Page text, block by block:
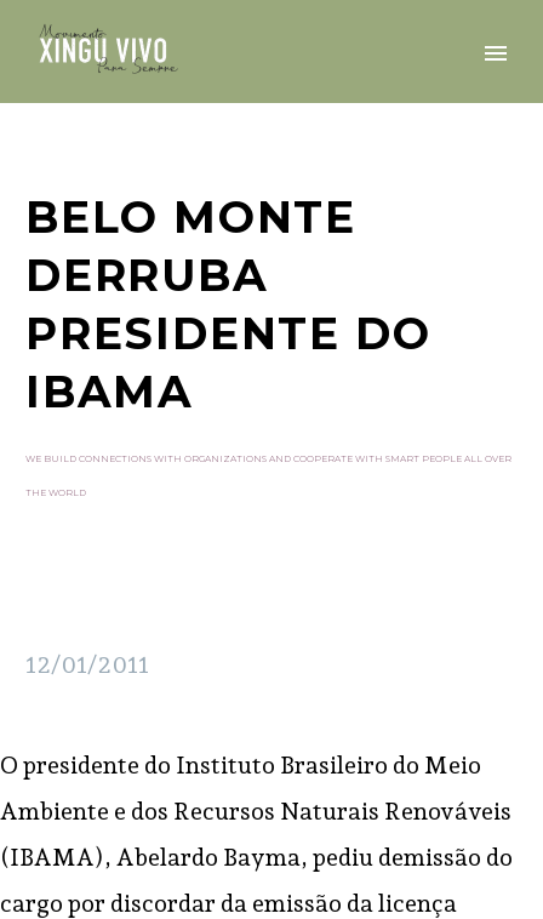
BELO MONTE
DERRUBA
PRESIDENTE DO
IBAMA
WE BUILD CONNECTIONS WITH ORGANIZATIONS AND COOPERATE WITH SMART PEOPLE ALL OVER
THE WORLD
12/01/2011
O presidente do Instituto Brasileiro do Meio
Ambiente e dos Recursos Naturais Renováveis
(IBAMA), Abelardo Bayma, pediu demissão do
cargo por discordar da emissão da licença